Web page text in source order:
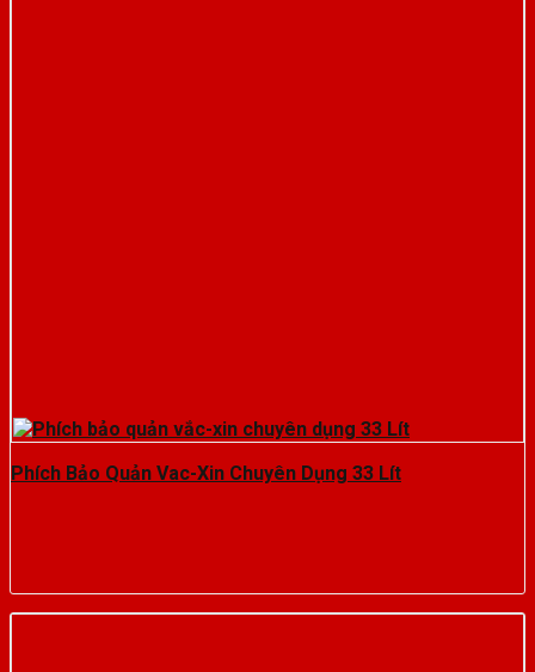
Phích Bảo Quản Vac-Xin Chuyên Dụng 33 Lít